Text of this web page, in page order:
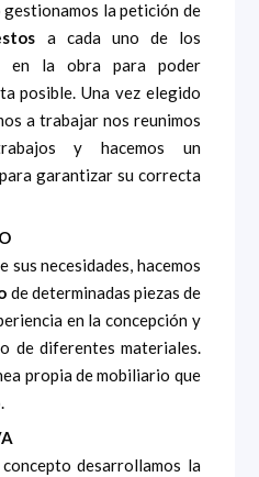
la petición de
a cada uno de los
en la obra para poder
posible. Una vez elegido
a trabajar nos reunimos
y hacemos un
garantizar su correcta
sus necesidades, hacemos
de determinadas piezas de
en la concepción y
de diferentes materiales.
propia de mobiliario que
desarrollamos la